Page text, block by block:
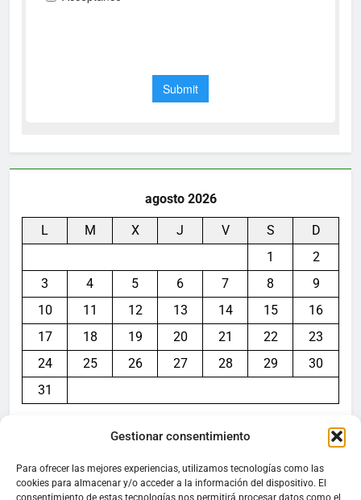
Gestionar consentimiento
Para ofrecer las mejores experiencias, utilizamos tecnologías como las
cookies para almacenar y/o acceder a la información del dispositivo. El
consentimiento de estas tecnologías nos permitirá procesar datos como el
agosto 2026
L M X J V S
D
1
2
3
4 5 6 7 8
9
10
11 12 13 14 15
16
17
18 19 20 21 22
23
24
25 26 27 28 29
30
31
« Jul